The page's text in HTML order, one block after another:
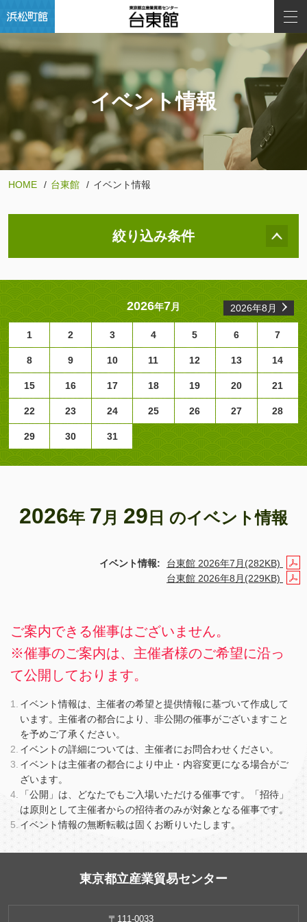
イベント情報
HOME 台東館 イベント情報
絞り込み条件
2026年7月 2026年8月
1 2 3 4 5 6 7
8 9 10 11 12 13 14
15 16 17 18 19 20 21
22 23 24 25 26 27 28
29 30 31
2026年 7月 29 日 のイベント情報
イベント情報:
台東館 2026年7月(282KB)
台東館 2026年8月(229KB)
ご案内できる催事はございません。
※催事のご案内は、主催者様のご希望に沿っ
て公開しております。
イベント情報は、主催者の希望と提供情報に基づいて作成して
います。主催者の都合により、非公開の催事がございますこと
を予めご了承ください。
イベントの詳細については、主催者にお問合わせください。
イベントは主催者の都合により中止・内容変更になる場合がご
ざいます。
「公開」は、どなたでもご入場いただける催事です。「招待」
は原則として主催者からの招待者のみが対象となる催事です。
イベント情報の無断転載は固くお断りいたします。
東京都立産業貿易センター
〒111-0033